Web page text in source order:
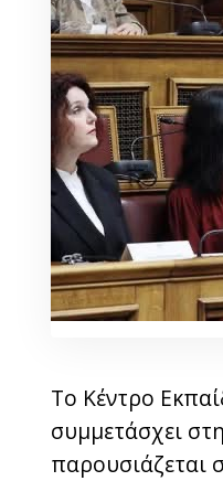
Το Κέντρο
συμμετάσχει
παρουσιάζεται